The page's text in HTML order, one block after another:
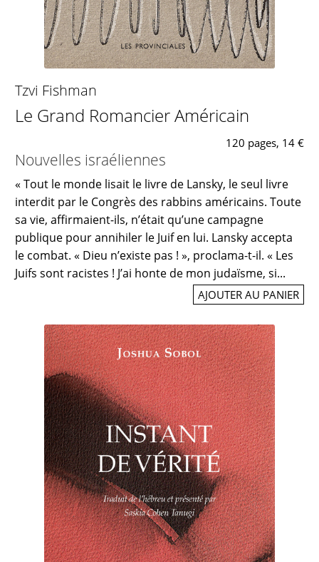
Tzvi Fishman
Le Grand Romancier Américain
120 pages, 14 €
Nouvelles israéliennes
« Tout le monde lisait le livre de Lansky, le seul livre
interdit par le Congrès des rabbins américains. Toute
sa vie, affirmaient-ils, n’était qu’une campagne
publique pour annihiler le Juif en lui. Lansky accepta
le combat. « Dieu n’existe pas ! », proclama-t-il. « Les
Juifs sont racistes ! J’ai honte de mon judaïsme, si...
AJOUTER AU PANIER